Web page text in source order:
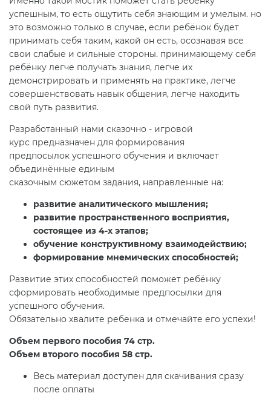
успешным, то есть ощутить себя знающим и умелым. но
это возможно только в случае, если ребёнок будет
принимать себя таким, какой он есть, осознавая все
свои слабые и сильные стороны. принимающему себя
ребёнку легче получать знания, легче их
демонстрировать и применять на практике, легче
совершенствовать навык общения, легче находить
свой путь развития.
Разработанный нами сказочно - игровой
курс предназначен для формирования
предпосылок успешного обучения и включает
объединённые единым
сказочным сюжетом задания, направленные на:
развитие аналитического мышления;
развитие пространственного восприятия,
состоящее из 4-х этапов;
обучение конструктивному взаимодействию;
формирование мнемических способностей;
Развитие этих способностей поможет ребёнку
сформировать необходимые предпосылки для
успешного обучения.
Обязательно хвалите ребенка и отмечайте его успехи!
Объем первого пособия 74 стр.
Объем второго пособия 58 стр.
Весь материал доступен для скачивания сразу
после оплаты